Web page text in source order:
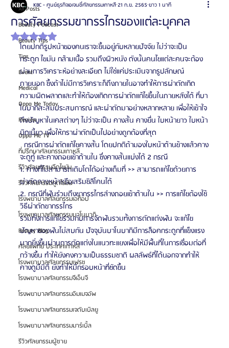
All Posts
Beauty Podcast
Beauty Tips
Tips
Event
Medical
Oppa Me Today
Review
Oppa Me TV
ที่ปรึกษาศัลยกรรมเกาหลี
รีวิวศัลยกรรมฉีดไขมัน
รีวิวศัลยกรรมดูดไขมัน
โรงพยาบาลศัลยกรรมเอท็อป
โรงพยาบาลศัลยกรรมบาโนบากิ
Beauty Blog
ศัลยแพทย์ ประเทศเกาหลี
โรงพยาบาลศัลยกรรมเฟรช
โรงพยาบาลศัลยกรรมจีเอ็นจี
โรงพยาบาลศัลยกรรมอิมเมจอัพ
โรงพยาบาลศัลยกรรมเจดับเบิลยู
โรงพยาบาลศัลยกรรมมาร์เบิ้ล
รีวิวศัลยกรรมผู้ชาย
การศัลยกรรมขากรรไกรของแต่ละบุคคล
KBC - ศูนย์ธุรกิจเอเจนซี่ศัลยกรรมเกาหลี21 ก.ย. 2565 ยาว 1 นาที
ได้รับ NaN เต็ม 5 ดาว
โดยปกติรูปหน้าของคนเราจะขึ้นอยู่กับหลายปัจจัย ไม่ว่าจะเป็น
กระดูก ไขมัน กล้ามเนื้อ รวมถึงผิวหนัง ดังนั้นคนไขแต่ละคนจะต้อง
ผ่านการวิเคราะห์อย่างละเอียด ไม่ใช่แค่ประเมินจากรูปลักษณ์
ภายนอก ซึ้งถ้าไม่มีการวิเคราะก็ถึงภายในอาจทำให้การผ่าตัดเกิด
ความผิดพลาดและทำให้ต้องเกิดการผ่าตัดแก้ไขขึ้นในภายหลังได้ ที่บา
โนบากิสะสมประสบการณ์ และผ่าตัดมาอย่างหลากหลาย เพื่อให้เข้าใจ
ถึงปัญหาในเคสต่างๆ ไม่ว่าจะเป็น คางสั้น คางยื่น ใบหน้ายาว ใบหน้า
บิดเบี้ยว เพื่อให้กราผ่าตัดเป็นไปอย่างถูกต้องที่สุด
กรณีการผ่าตัดแก้ไขคางสั้น โดยปกติถ้ามองใบหน้าด้านข้างแล้วคาง
จะดูทู่ และคางถอยเข้าด้านใน ซึ่งคางสั้นแบ่งได้ 2 กรณี
1. คางที่ไม่สามารถเติบโตได้อย่างเต็มที่ >> สามารถแก้ไขด้วยการ
ผ่าตัดคางหน้าหรือเสริมซิลิโคนได้
2. กรณีที่ฟันร่วมถึงขากรรไกรล่างถอยเข้าด้านใน >> การแก้ไขต้องใช้
วิธีผ่าตัดขากรรไกร
รวมทั้งการแก้ไขร่วมกับการจัดฟันรวมทั้งการตัดแต่งฟัน จะแก้ไข
ปัญหาของฟันไม่สบกัน ปัจจุบันบาโนบากิมีการล็อคกระดูกที่แข็งแรง
มากยิ่งขึ้นผ่านการตัดแต่งในแนวทะแยงเพื่อให้มีพื้นที่ในการเชื่อมต่อที่
กว้างขึ้น ทำให้ยังคงความเป็นธรรมชาติ ผลลัพธ์ที่ได้นอกจากทำให้
คางดูมีมิติ ยังทำให้มีกรอบหน้าที่ชัดขึ้น